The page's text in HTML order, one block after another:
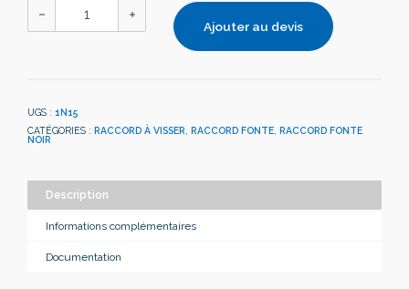
Ajouter au devis
UGS : 1N15
CATÉGORIES : RACCORD À VISSER RACCORD FONTE RACCORD FONTE
NOIR
Description
Informations complémentaires
Documentation